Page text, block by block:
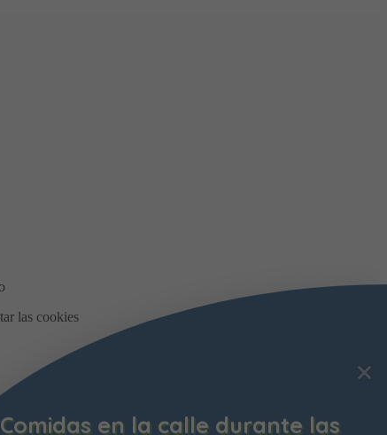
Comidas en la calle durante las